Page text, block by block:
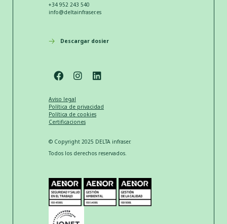
+34 952 243 540
info@deltainfraser.es
Descargar dosier
Aviso legal
Política de privacidad
Política de cookies
Certificaciones
© Copyright 2025 DELTA infraser.
Todos los derechos reservados.